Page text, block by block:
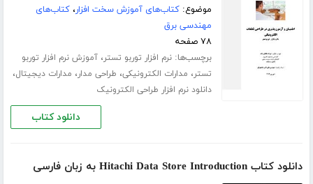
موضوع:کتاب‌های آموزش سخت افزار،کتاب‌های
مهندسی برق
۷۸ صفحه
برچسب‌ها:نرم افزار توربو تستر،آموزش نرم افزار توربو
تستر، مدارات الکترونیکی، طراحی مدار، مدارات دیجیتال،
دانلود نرم افزار طراحی الکترونیک
دانلود کتاب
دانلود کتاب Hitachi Data Store Introduction به زبان فارسی